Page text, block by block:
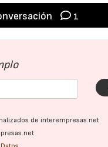
1
de interempresas.net